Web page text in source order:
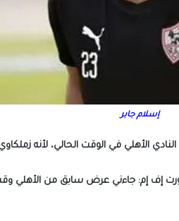
إسلام جابر
الحالي، لأنه زملكاوي 100 % ويعشق نادي الزمالك
إف إم: جاءني عرض سابق من الأهلي